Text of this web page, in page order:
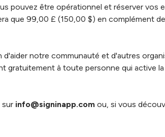
pouvez être opérationnel et réserver vos
que 99,00 £ (150,00 $) en complément
notre communauté et d'autres
gratuitement à toute personne qui active
sur info@signinapp.com ou, si vous